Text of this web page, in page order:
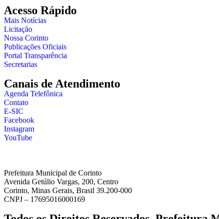
Acesso Rápido
Mais Notícias
Licitação
Nossa Corinto
Publicações Oficiais
Portal Transparência
Secretarias
Canais de Atendimento
Agenda Telefônica
Contato
E-SIC
Facebook
Instagram
YouTube
Prefeitura Municipal de Corinto
Avenida Getúlio Vargas, 200, Centro
Corinto, Minas Gerais, Brasil 39.200-000
CNPJ – 17695016000169